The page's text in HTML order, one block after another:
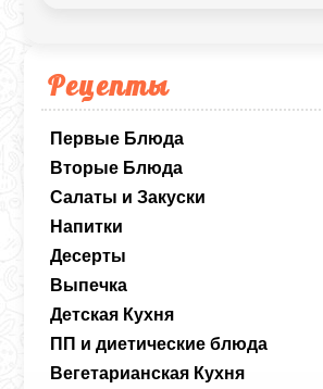
Рецепты
Первые Блюда
Вторые Блюда
Салаты и Закуски
Напитки
Десерты
Выпечка
Детская Кухня
ПП и диетические блюда
Вегетарианская Кухня